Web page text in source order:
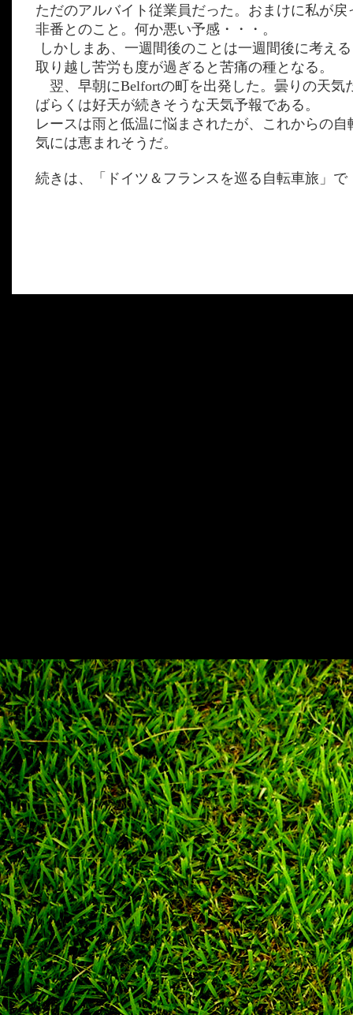
ただのアルバイト従業員だった。おまけに私が戻
非番とのこと。何か悪い予感・・・。
しかしまあ、一週間後のことは一週間後に考え
取り越し苦労も度が過ぎると苦痛の種となる。
翌、早朝にBelfortの町を出発した。曇りの天気
ばらくは好天が続きそうな天気予報である。
レースは雨と低温に悩まされたが、これからの自
気には恵まれそうだ。
続きは、「ドイツ＆フランスを巡る自転車旅」で